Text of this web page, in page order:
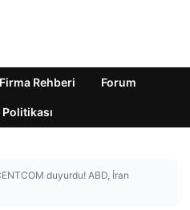
Firma Rehberi Forum
duyurdu! ABD, İran